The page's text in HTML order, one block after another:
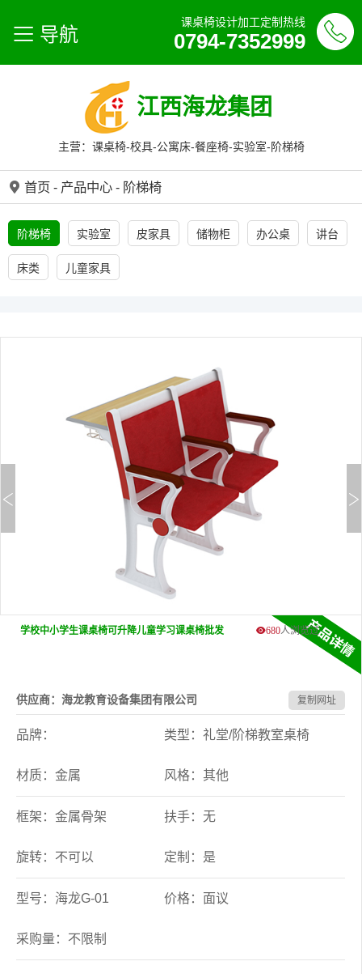
导航
课桌椅设计加工定制热线
0794-7352999
江西海龙集团
主营：课桌椅-校具-公寓床-餐座椅-实验室-阶梯椅
首页 - 产品中心 - 阶梯椅
阶梯椅 实验室 皮家具 储物柜 办公桌 讲台
床类 儿童家具
学校中小学生课桌椅可升降儿童学习课桌椅批发 680人浏览过
供应商：海龙教育设备集团有限公司 复制网址
品牌： 类型：礼堂/阶梯教室桌椅
材质：金属 风格：其他
框架：金属骨架 扶手：无
旋转：不可以 定制：是
型号：海龙G-01 价格：面议
采购量：不限制